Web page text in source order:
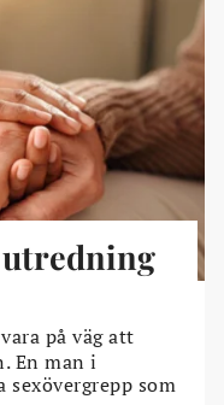
på väg att
En man i
som